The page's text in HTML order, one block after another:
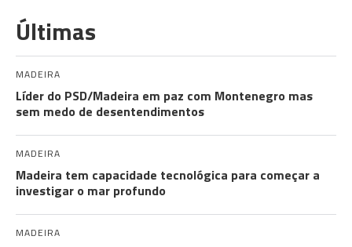
Últimas
MADEIRA
Líder do PSD/Madeira em paz com Montenegro mas
sem medo de desentendimentos
MADEIRA
Madeira tem capacidade tecnológica para começar a
investigar o mar profundo
MADEIRA